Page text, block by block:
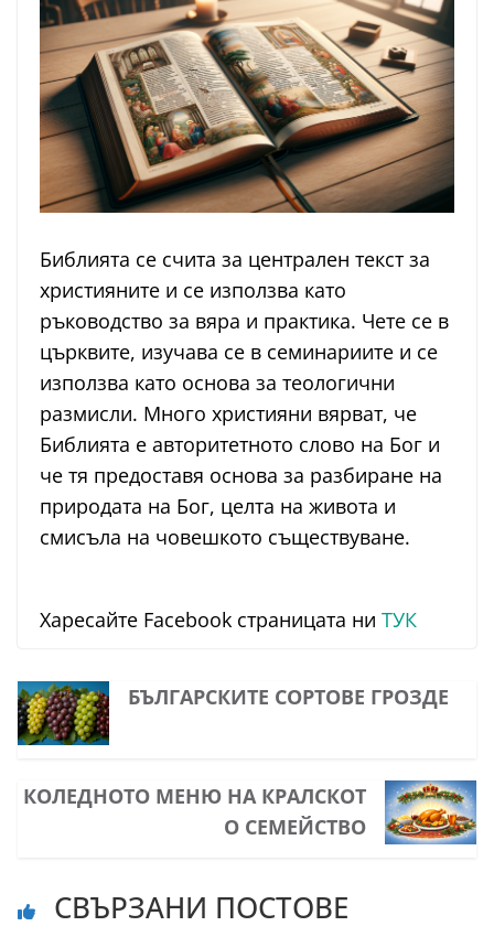
Библията се счита за централен текст за
християните и се използва като
ръководство за вяра и практика. Чете се в
църквите, изучава се в семинариите и се
използва като основа за теологични
размисли. Много християни вярват, че
Библията е авторитетното слово на Бог и
че тя предоставя основа за разбиране на
природата на Бог, целта на живота и
смисъла на човешкото съществуване.
Харесайте Facebook страницата ни ТУК
БЪЛГАРСКИТЕ СОРТОВЕ ГРОЗДЕ
КОЛЕДНОТО МЕНЮ НА КРАЛСКОТ
О СЕМЕЙСТВО
СВЪРЗАНИ ПОСТОВЕ